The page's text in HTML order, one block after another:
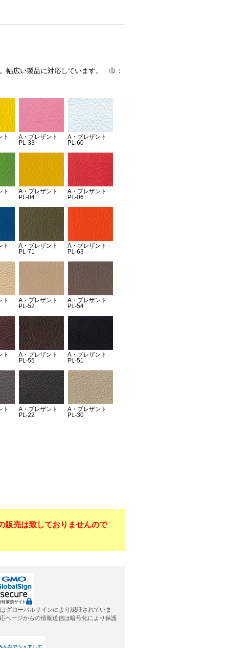
販売は致しておりませんので
グローバルサインにより認証されていま
ページからの情報送信は暗号化により保護